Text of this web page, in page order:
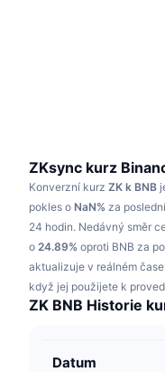
Sporty
Finance
Technologie
Technická analýza
RSI
MACD
Deriváty
Prozkoumat
Videa
Slovník
Kampaně
ZKsync kurz
Konverzní kurz ZK k BNB
pokles o NaN% za
24 hodin. Nedávný směr
o 24.89% oproti BNB za
aktualizuje v reálném
když jej použijete k
ZK BNB Historie
Datum